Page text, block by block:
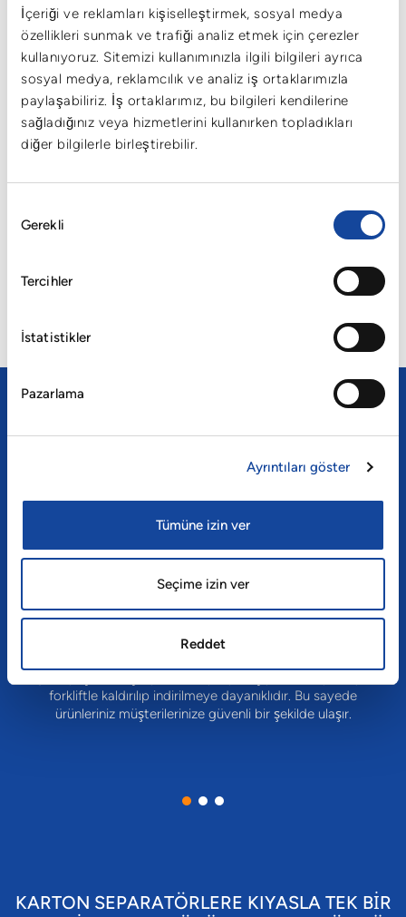
İçeriği ve reklamları kişiselleştirmek, sosyal medya
özellikleri sunmak ve trafiği analiz etmek için çerezler
kullanıyoruz. Sitemizi kullanımınızla ilgili bilgileri ayrıca
sosyal medya, reklamcılık ve analiz iş ortaklarımızla
paylaşabiliriz. İş ortaklarımız, bu bilgileri kendilerine
sağladığınız veya hizmetlerini kullanırken topladıkları
diğer bilgilerle birleştirebilir.
Seçimi
Gerekli
Tercihler
İstatistikler
Pazarlama
Ayrıntıları göster
Tümüne izin ver
Seçime izin ver
Reddet
TAVALAR
Cartonplast plastik tavalar, hafif ambalajların güvenli taşınması
Farklı tasarım ve teknik özellik seçenekleri sayesinde üretim,
depolama ve lojistik süreçlerinde maksimum verimlilik sağlar.
GELECEK NEDEN YENİDEN KULLANILABİLİR
forkliftle kaldırılıp indirilmeye dayanıklıdır. Bu sayede
ürünleriniz müşterilerinize güvenli bir şekilde ulaşır.
KARTON SEPARATÖRLERE KIYASLA TEK BİR